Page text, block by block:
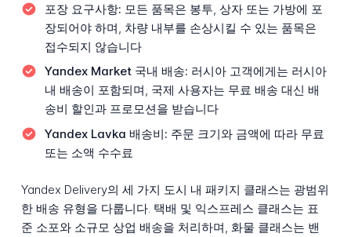
포장 요구사항: 모든 품목은 봉투, 상자 또는 가방에 포
장되어야 하며, 차량 내부를 손상시킬 수 있는 품목은
접수되지 않습니다
Yandex Market 국내 배송: 러시아 고객에게는 러시아
내 배송이 포함되며, 국제 사용자는 무료 배송 대신 배
송비 할인과 프로모션을 받습니다
Yandex Lavka 배송비: 주문 크기와 금액에 따라 무료
또는 소액 수수료
Yandex Delivery의 세 가지 도시 내 패키지 클래스는 광범위
한 배송 유형을 다룹니다. 택배 및 익스프레스 클래스는 표
준 소포와 소규모 상업 배송을 처리하며, 화물 클래스는 밴